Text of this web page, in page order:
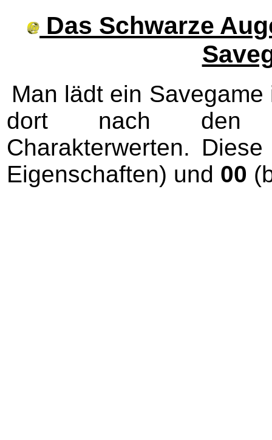
Das Schwarze
Man lädt ein
dort nach den
Charakterwerten.
Eigenschaften) und 00